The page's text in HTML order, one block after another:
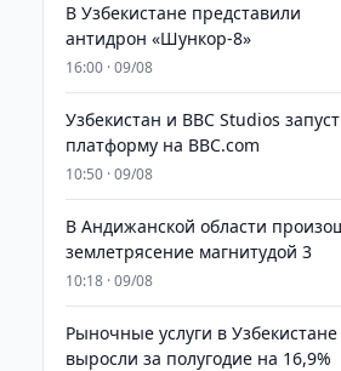
В Узбекистане представили
антидрон «Шункор-8»
16:00 · 09/08
Узбекистан и BBC Studios
платформу на BBC.com
10:50 · 09/08
В Андижанской области
землетрясение магнитудой 3
10:18 · 09/08
Рыночные услуги в Узбекистане
выросли за полугодие на 16,9%